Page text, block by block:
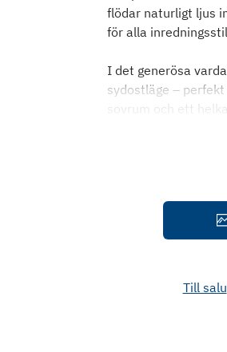
flödar naturligt ljus
för alla
I det generösa
sydostläge –
sovrum och ett
Till salu